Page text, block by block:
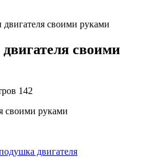
своими руками
своими
142
своими руками
двигателя